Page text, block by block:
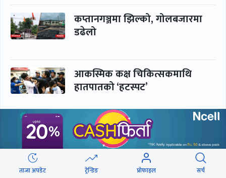
कप्तानगञ्जमा झिल्को, गोलबजारमा
डढेलो
आकस्मिक कक्ष चिकित्सकमाथि
हातपातको ‘हटस्पट’
नपढी ‘पास’, नपढाइ ‘गुणस्तर’
ताजा अपडेट ट्रेन्डिङ प्रोफाइल सर्च